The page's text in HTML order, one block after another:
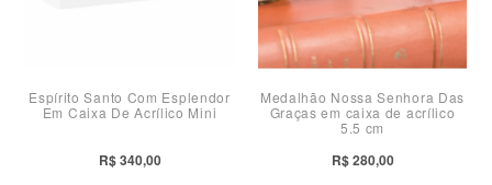
Espírito Santo Com Esplendor
Em Caixa De Acrílico Mini
R$ 340,00
Medalhão Nossa Senhora Das
Graças em caixa de acrílico
5,5 cm
R$ 280,00